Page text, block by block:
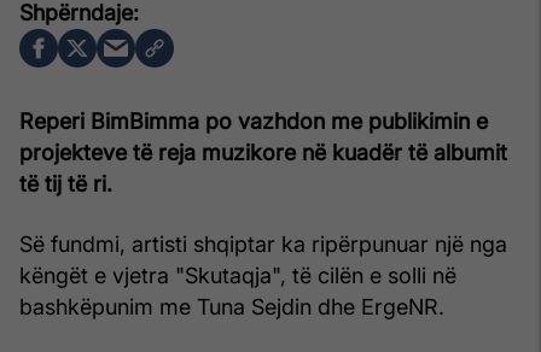
Reperi BimBimma po vazhdon me publikimin e
projekteve të reja muzikore në kuadër të albumit
të tij të ri.
Së fundmi, artisti shqiptar ka ripërpunuar një nga
këngët e vjetra "Skutaqja", të cilën e solli në
bashkëpunim me Tuna Sejdin dhe ErgeNR.